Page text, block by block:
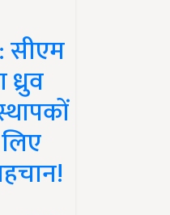
सीएम